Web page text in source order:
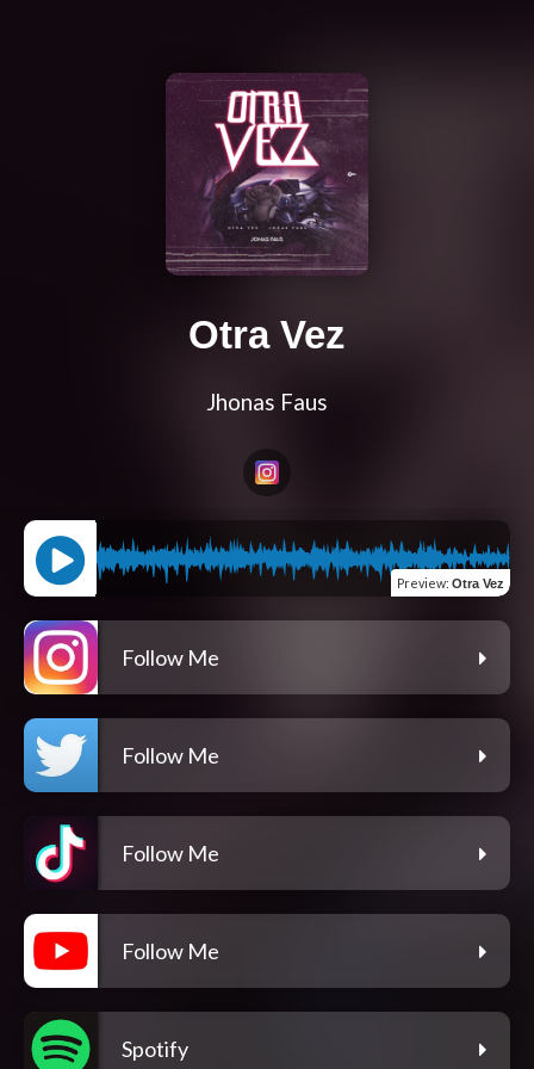
Otra Vez
Jhonas Faus
Preview: Otra Vez
Follow Me
Follow Me
Follow Me
Follow Me
Spotify